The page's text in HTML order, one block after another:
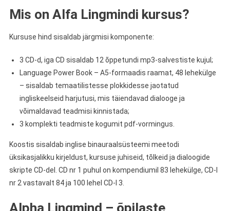
Mis on Alfa Lingmindi kursus?
Kursuse hind sisaldab järgmisi komponente:
3 CD-d, iga CD sisaldab 12 õppetundi mp3-salvestiste kujul;
Language Power Book – A5-formaadis raamat, 48 lehekülge
– sisaldab temaatilistesse plokkidesse jaotatud
ingliskeelseid harjutusi, mis täiendavad dialooge ja
võimaldavad teadmisi kinnistada;
3 komplekti teadmiste kogumit pdf-vormingus.
Koostis sisaldab inglise binauraalsüsteemi meetodi
üksikasjalikku kirjeldust, kursuse juhiseid, tõlkeid ja dialoogide
skripte CD-del. CD nr 1 puhul on kompendiumil 83 lehekülge, CD-l
nr 2 vastavalt 84 ja 100 lehel CD-l 3.
Alpha Lingmind – õpilaste